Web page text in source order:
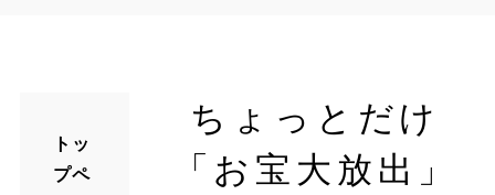
ちょっとだけ
「お宝大放出」
トッ
プペ